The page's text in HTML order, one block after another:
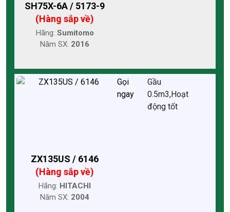
SH75X-6A / 5173-9
(Hàng sắp về)
Hãng: Sumitomo
Năm SX: 2016
ZX135US / 6146
(Hàng sắp về)
Hãng: HITACHI
Năm SX: 2004
Gọi
ngay
Gầu
0.5m3,Hoạt
động tốt